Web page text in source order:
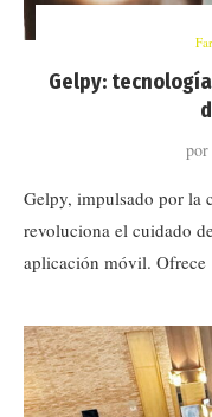
Gelpy:
por
Gelpy, impulsado por la
revoluciona el cuidado
aplicación móvil.